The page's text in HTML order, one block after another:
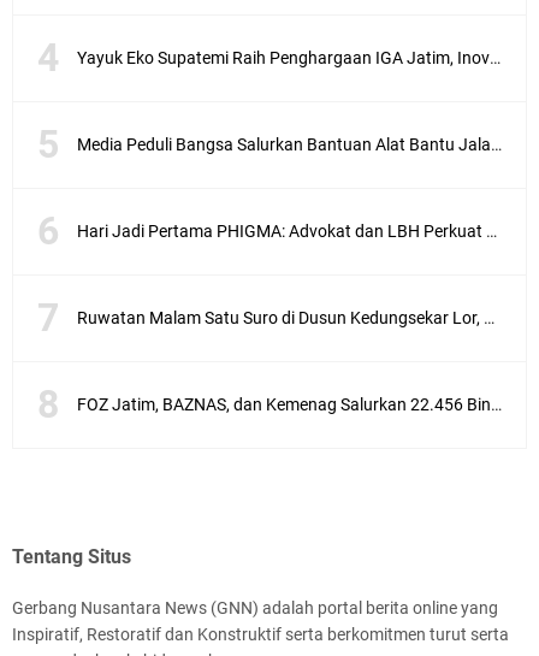
Yayuk Eko Supatemi Raih Penghargaan IGA Jatim, Inovasi Wayang Kulit untuk Anak Berkebutuhan Khusus
Media Peduli Bangsa Salurkan Bantuan Alat Bantu Jalan untuk Lansia
Hari Jadi Pertama PHIGMA: Advokat dan LBH Perkuat Soliditas di Jakarta
Ruwatan Malam Satu Suro di Dusun Kedungsekar Lor, Tradisi Luhur yang Terus Istiqomah
FOZ Jatim, BAZNAS, dan Kemenag Salurkan 22.456 Bingkisan Lebaran Yatim Serentak di Berbagai Daerah di Jawa Timur
Tentang Situs
Gerbang Nusantara News (GNN) adalah portal berita online yang
Inspiratif, Restoratif dan Konstruktif serta berkomitmen turut serta